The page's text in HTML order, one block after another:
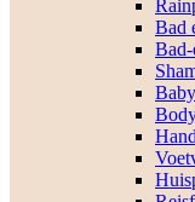
Bad
Bad-